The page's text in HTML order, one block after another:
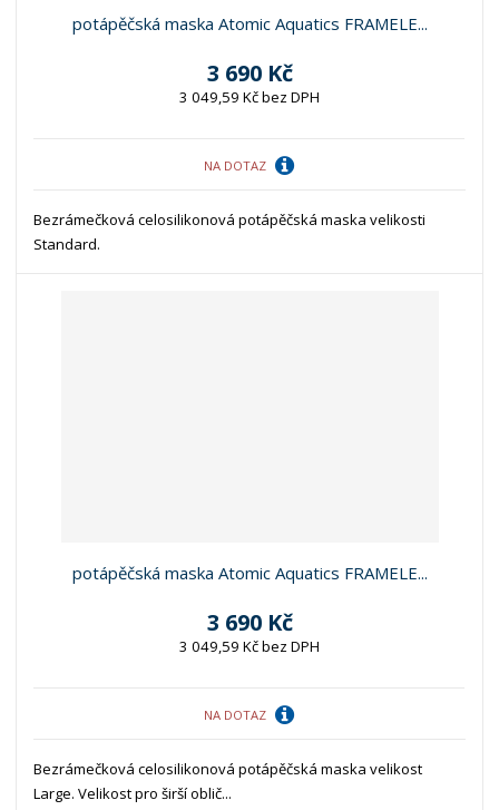
potápěčská maska Atomic Aquatics FRAMELE...
3 690 Kč
3 049,59 Kč bez DPH
NA DOTAZ
Bezrámečková celosilikonová potápěčská maska velikosti
Standard.
potápěčská maska Atomic Aquatics FRAMELE...
3 690 Kč
3 049,59 Kč bez DPH
NA DOTAZ
Bezrámečková celosilikonová potápěčská maska velikost
Large. Velikost pro širší oblič...